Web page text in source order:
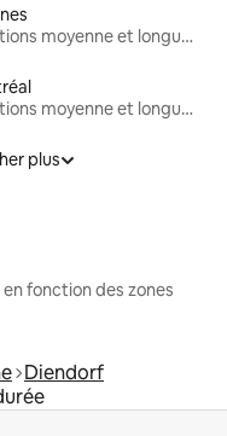
Locations moyenne et longue durée
Locations moyenne et longue durée
plus
fonction des zones
Diendorf